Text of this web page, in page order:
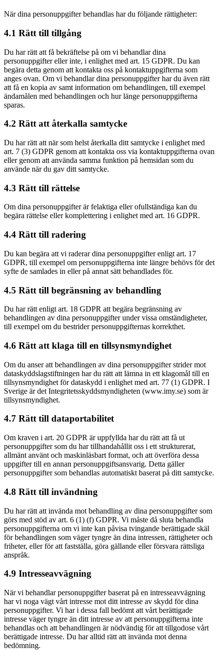
När dina personuppgifter behandlas har du följande rättigheter:
4.1 Rätt till tillgång
Du har rätt att få bekräftelse på om vi behandlar dina
personuppgifter eller inte, i enlighet med art. 15 GDPR. Du kan
begära detta genom att kontakta oss på kontaktuppgifterna som
anges ovan. Om vi behandlar dina personuppgifter har du även rätt
att få en kopia av samt information om behandlingen, till exempel
ändamålen med behandlingen och hur länge personuppgifterna
sparas.
4.2 Rätt att återkalla samtycke
Du har rätt att när som helst återkalla ditt samtycke i enlighet med
art. 7 (3) GDPR genom att kontakta oss via kontaktuppgifterna ovan
eller genom att använda samma funktion på hemsidan som du
använde när du gav ditt samtycke.
4.3 Rätt till rättelse
Om dina personuppgifter är felaktiga eller ofullständiga kan du
begära rättelse eller komplettering i enlighet med art. 16 GDPR.
4.4 Rätt till radering
Du kan begära att vi raderar dina personuppgifter enligt art. 17
GDPR, till exempel om personuppgifterna inte längre behövs för det
syfte de samlades in eller på annat sätt behandlades för.
4.5 Rätt till begränsning av behandling
Du har rätt enligt art. 18 GDPR att begära begränsning av
behandlingen av dina personuppgifter under vissa omständigheter,
till exempel om du bestrider personuppgifternas korrekthet.
4.6 Rätt att klaga till en tillsynsmyndighet
Om du anser att behandlingen av dina personuppgifter strider mot
dataskyddslagstiftningen har du rätt att lämna in ett klagomål till en
tillsynsmyndighet för dataskydd i enlighet med art. 77 (1) GDPR. I
Sverige är det Integritetsskyddsmyndigheten (www.imy.se) som är
tillsynsmyndighet.
4.7 Rätt till dataportabilitet
Om kraven i art. 20 GDPR är uppfyllda har du rätt att få ut
personuppgifter som du har tillhandahållit oss i ett strukturerat,
allmänt använt och maskinläsbart format, och att överföra dessa
uppgifter till en annan personuppgiftsansvarig. Detta gäller
personuppgifter som behandlas automatiskt baserat på ditt samtycke.
4.8 Rätt till invändning
Du har rätt att invända mot behandling av dina personuppgifter som
görs med stöd av art. 6 (1) (f) GDPR. Vi måste då sluta behandla
personuppgifterna om vi inte kan påvisa tvingande berättigade skäl
för behandlingen som väger tyngre än dina intressen, rättigheter och
friheter, eller för att fastställa, göra gällande eller försvara rättsliga
anspråk.
4.9 Intresseavvägning
När vi behandlar personuppgifter baserat på en intresseavvägning
har vi noga vägt vårt intresse mot ditt intresse av skydd för dina
personuppgifter. Vi har i dessa fall bedömt att vårt berättigade
intresse väger tyngre än ditt intresse av att personuppgifterna inte
behandlas och att behandlingen är nödvändig för att tillgodose vårt
berättigade intresse. Du har alltid rätt att invända mot denna
bedömning.